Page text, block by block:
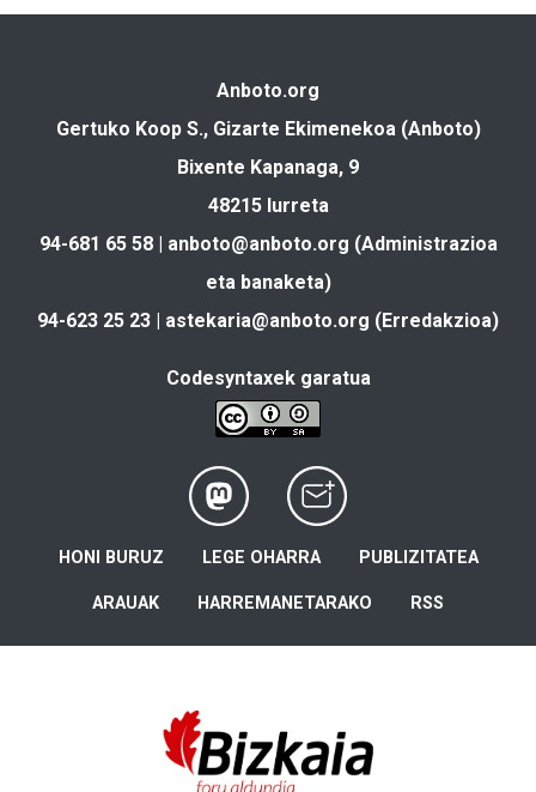
Anboto.org
Gertuko Koop S., Gizarte Ekimenekoa (Anboto)
Bixente Kapanaga, 9
48215 Iurreta
94-681 65 58 | anboto@anboto.org (Administrazioa
eta banaketa)
94-623 25 23 | astekaria@anboto.org (Erredakzioa)
Codesyntaxek garatua
HONI BURUZ LEGE OHARRA PUBLIZITATEA
ARAUAK HARREMANETARAKO RSS